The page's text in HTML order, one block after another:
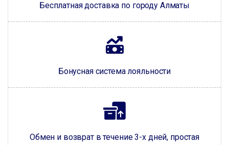
Бесплатная доставка по городу Алматы
Бонусная система лояльности
Обмен и возврат в течение 3-х дней, простая